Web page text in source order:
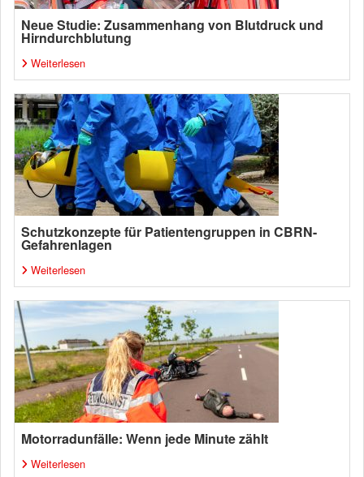
Neue Studie: Zusammenhang von Blutdruck und
Hirndurchblutung
Weiterlesen
Schutzkonzepte für Patientengruppen in CBRN-
Gefahrenlagen
Weiterlesen
Motorradunfälle: Wenn jede Minute zählt
Weiterlesen